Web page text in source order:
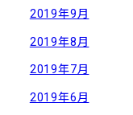
2019年9月
2019年8月
2019年7月
2019年6月